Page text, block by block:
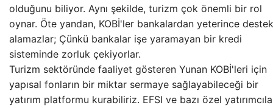
olduğunu biliyor. Aynı şekilde, turizm çok önemli bir rol
oynar. Öte yandan, KOBİ'ler bankalardan yeterince destek
alamazlar; Çünkü bankalar işe yaramayan bir kredi
sisteminde zorluk çekiyorlar.
Turizm sektöründe faaliyet gösteren Yunan KOBİ'leri için
yapısal fonların bir miktar sermaye sağlayabileceği bir
yatırım platformu kurabiliriz. EFSI ve bazı özel